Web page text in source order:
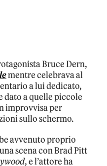
Bruce Dern,
mentre celebrava al
a lui dedicato,
dato a quelle piccole
improvvisa per
sullo schermo.
avvenuto proprio
scena con Brad Pitt
, e l’attore ha